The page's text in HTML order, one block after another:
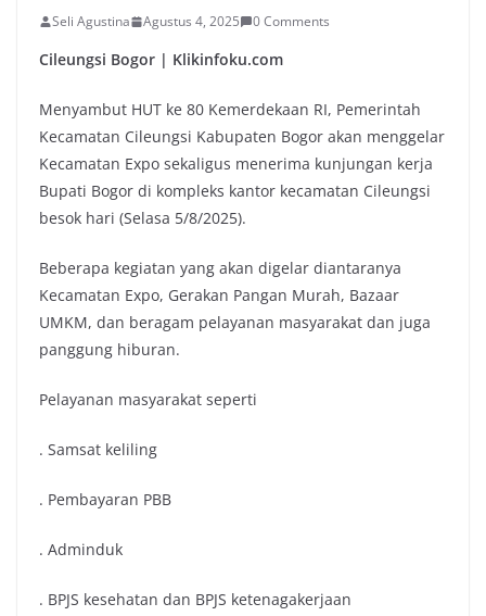
Seli Agustina Agustus 4, 2025 0 Comments
Cileungsi Bogor | Klikinfoku.com
Menyambut HUT ke 80 Kemerdekaan RI, Pemerintah
Kecamatan Cileungsi Kabupaten Bogor akan menggelar
Kecamatan Expo sekaligus menerima kunjungan kerja
Bupati Bogor di kompleks kantor kecamatan Cileungsi
besok hari (Selasa 5/8/2025).
Beberapa kegiatan yang akan digelar diantaranya
Kecamatan Expo, Gerakan Pangan Murah, Bazaar
UMKM, dan beragam pelayanan masyarakat dan juga
panggung hiburan.
Pelayanan masyarakat seperti
. Samsat keliling
. Pembayaran PBB
. Adminduk
. BPJS kesehatan dan BPJS ketenagakerjaan